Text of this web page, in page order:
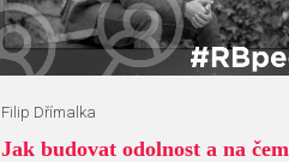
Filip Dřímalka
Jak budovat odolnost a na čem